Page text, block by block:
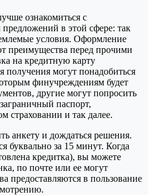
ознакомиться с
в этой сфере: так
условия. Оформление
преимущества перед прочими
на кредитную карту
получения могут понадобиться
финучреждениям будет
другие могут попросить
паспорт,
страховании и так далее.
анкету и дождаться решения.
буквально за 15 минут. Когда
кредитка), вы можете
по почте или ее могут
предоставляются в пользование